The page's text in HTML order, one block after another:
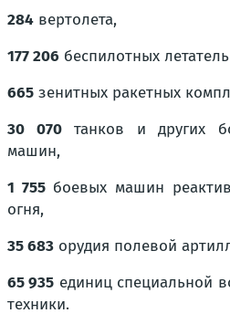
284 вертолета,
177 206 беспилотных
665 зенитных ракетных
30 070танков и других
машин,
1 755боевых машин
огня,
35 683 орудия полевой
65 935 единиц специальной
техники.